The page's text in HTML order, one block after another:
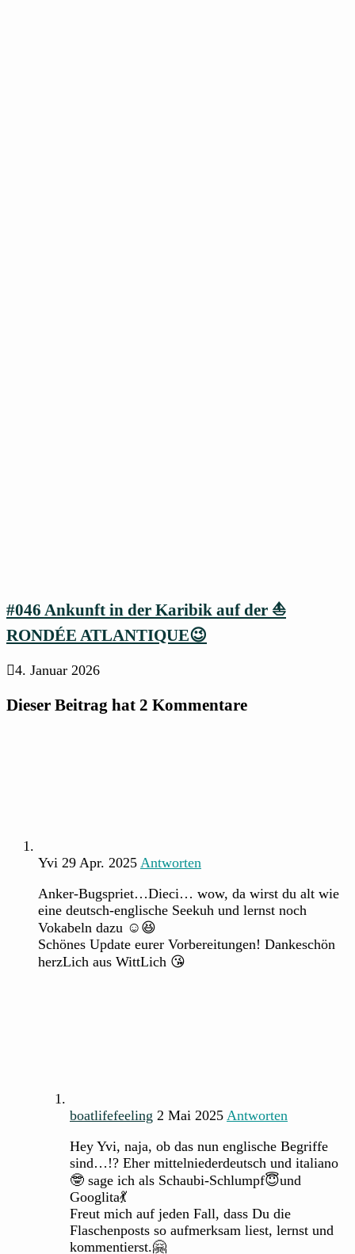
#046 Ankunft in der Karibik auf der ⛵
RONDÉE ATLANTIQUE😉
4. Januar 2026
Dieser Beitrag hat 2 Kommentare
Yvi 29 Apr. 2025 Antworten
Anker-Bugspriet…Dieci… wow, da wirst du alt wie
eine deutsch-englische Seekuh und lernst noch
Vokabeln dazu ☺️😆
Schönes Update eurer Vorbereitungen! Dankeschön
herzLich aus WittLich 😘
boatlifefeeling 2 Mai 2025 Antworten
Hey Yvi, naja, ob das nun englische Begriffe
sind…!? Eher mittelniederdeutsch und italiano
🤓 sage ich als Schaubi-Schlumpf😇und
Googlita💃
Freut mich auf jeden Fall, dass Du die
Flaschenposts so aufmerksam liest, lernst und
kommentierst.🤗